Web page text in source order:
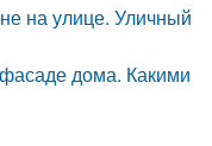
на улице. Уличный
дома. Какими